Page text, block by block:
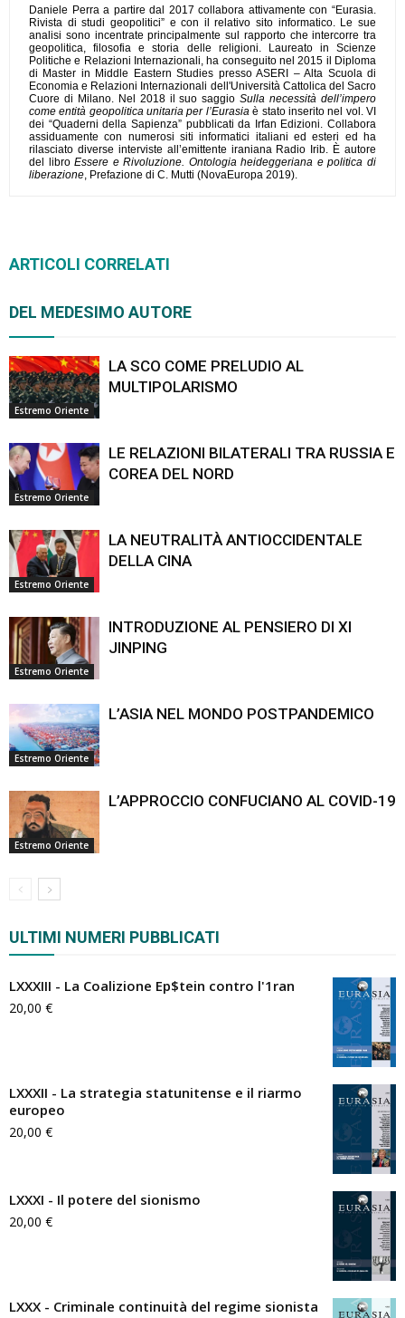
Daniele Perra a partire dal 2017 collabora attivamente con “Eurasia.
Rivista di studi geopolitici” e con il relativo sito informatico. Le sue
analisi sono incentrate principalmente sul rapporto che intercorre tra
geopolitica, filosofia e storia delle religioni. Laureato in Scienze
Politiche e Relazioni Internazionali, ha conseguito nel 2015 il Diploma
di Master in Middle Eastern Studies presso ASERI – Alta Scuola di
Economia e Relazioni Internazionali dell'Università Cattolica del Sacro
Cuore di Milano. Nel 2018 il suo saggioSulla necessità dell’impero
come entità geopolitica unitaria per l’Eurasiaè stato inserito nel vol. VI
dei “Quaderni della Sapienza” pubblicati da Irfan Edizioni. Collabora
assiduamente con numerosi siti informatici italiani ed esteri ed ha
rilasciato diverse interviste all’emittente iraniana Radio Irib. È autore
del libroEssere e Rivoluzione. Ontologia heideggeriana e politica di
liberazione, Prefazione di C. Mutti (NovaEuropa 2019).
ARTICOLI CORRELATI
DEL MEDESIMO AUTORE
Estremo Oriente
LA SCO COME PRELUDIO AL
MULTIPOLARISMO
Estremo Oriente
LE RELAZIONI BILATERALI TRA RUSSIA E
COREA DEL NORD
Estremo Oriente
LA NEUTRALITÀ ANTIOCCIDENTALE
DELLA CINA
Estremo Oriente
INTRODUZIONE AL PENSIERO DI XI
JINPING
Estremo Oriente
L’ASIA NEL MONDO POSTPANDEMICO
Estremo Oriente
L’APPROCCIO CONFUCIANO AL COVID-19
ULTIMI NUMERI PUBBLICATI
LXXXIII - La Coalizione Ep$tein contro l'1ran
20,00 €
LXXXII - La strategia statunitense e il riarmo
europeo
20,00 €
LXXXI - Il potere del sionismo
20,00 €
LXXX - Criminale continuità del regime sionista